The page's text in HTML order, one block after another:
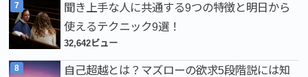
聞き上手な人に共通する9つの特徴と明日から
使えるテクニック9選！
32,642ビュー
自己超越とは？マズローの欲求5段階説には知